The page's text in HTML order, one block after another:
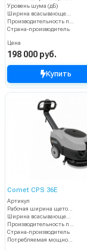
Уровень шума (дБ)
Страна-производитель
Цена
198 000 руб.
Купить
Comet CPS 36E
Артикул
Рабочая ширина щеток (мм)
Ширина всасывающей балки (мм)
Производительность по площади (м2/ч)
Страна-производитель
Потребляемая мощность (Вт)